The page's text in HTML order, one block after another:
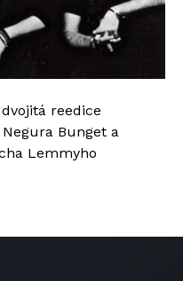
reedice
Bunget a
Lemmyho